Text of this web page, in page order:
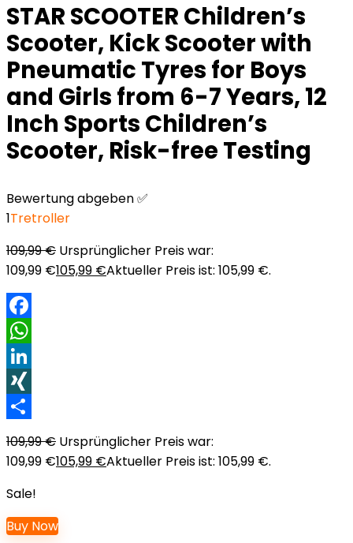
STAR SCOOTER Children’s
Scooter, Kick Scooter with
Pneumatic Tyres for Boys
and Girls from 6-7 Years, 12
Inch Sports Children’s
Scooter, Risk-free Testing
Bewertung abgeben ✅
1Tretroller
109,99€ Ursprünglicher Preis war:
109,99 €105,99 €Aktueller Preis ist: 105,99 €.
Facebook
WhatsApp
LinkedIn
XING
109,99€ Ursprünglicher Preis war:
109,99 €105,99 €Aktueller Preis ist: 105,99 €.
Sale!
Buy Now